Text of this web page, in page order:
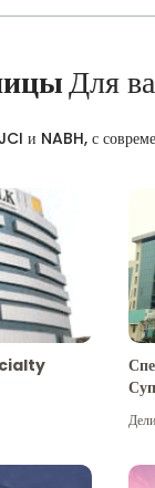
Для
и NABH, с
Дели